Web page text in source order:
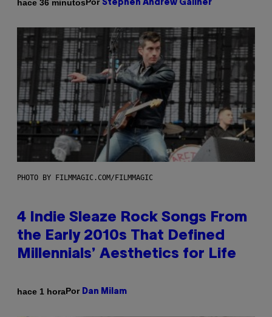
hace 36 minutos Por Stephen Andrew Galiher
PHOTO BY FILMMAGIC.COM/FILMMAGIC
4 Indie Sleaze Rock Songs From
the Early 2010s That Defined
Millennials’ Aesthetics for Life
hace 1 horaPor Dan Milam